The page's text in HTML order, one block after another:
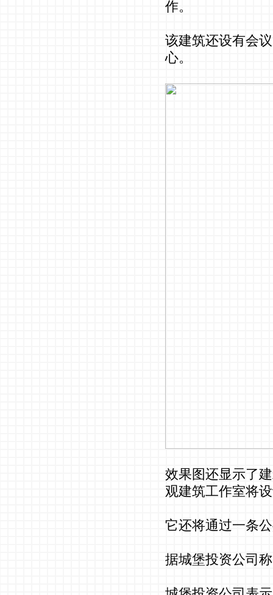
作。
该建筑还设有会
心。
效果图还显示了
观建筑工作室将
它还将通过一条
据城堡投资公司